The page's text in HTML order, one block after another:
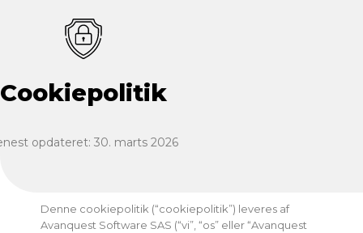
Cookiepolitik
opdateret: 30. marts 2026
Denne cookiepolitik (“cookiepolitik”) leveres af
Avanquest Software SAS (“vi”, “os” eller “Avanquest